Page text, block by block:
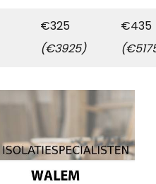
€325
(€3925)
€435